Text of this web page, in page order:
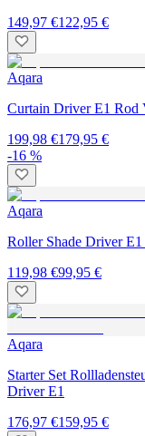
149,97 €122,95 €
Aqara
Curtain Driver E1 Rod
199,98 €179,95 €
-16 %
Aqara
Roller Shade Driver E1
119,98 €99,95 €
Aqara
Starter Set
Driver E1
176,97 €159,95 €